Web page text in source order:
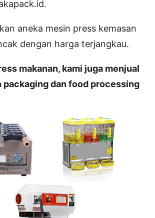
aneka mesin press kemasan
dengan harga terjangkau.
makanan, kami juga menjual
packaging dan food processing